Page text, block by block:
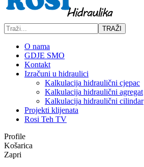
TRAŽI
O nama
GDJE SMO
Kontakt
Izračuni u hidraulici
Kalkulacija hidraulični cjepac
Kalkulacija hidraulični agregat
Kalkulacija hidraulični cilindar
Projekti klijenata
Rosi Teh TV
Profile
Košarica
Zapri